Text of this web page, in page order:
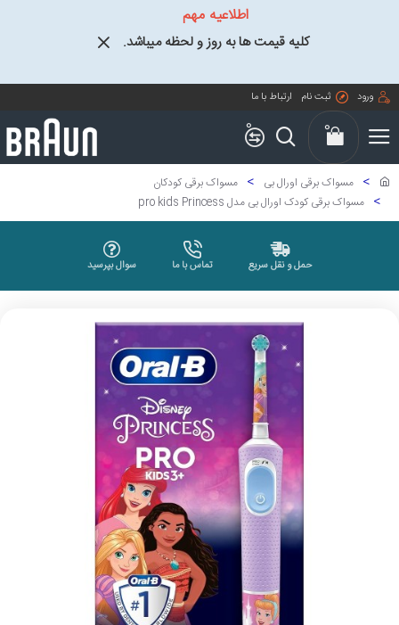
اطلاعیه مهم
کلیه قیمت ها به روز و لحظه میباشد.
ورود ثبت نام ارتباط با ما
0 0
مسواک برقی اورال بی
مسواک برقی کودکان
مسواک برقی کودک اورال بی مدل pro kids Princess
حمل و نقل سریع تماس با ما سوال بپرسید